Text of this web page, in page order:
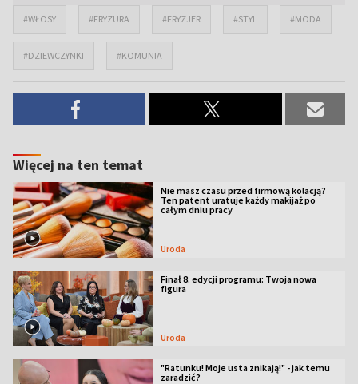
#WŁOSY #FRYZURA #FRYZJER #STYL #MODA
#DZIEWCZYNKI #KOMUNIA
Więcej na ten temat
Nie masz czasu przed firmową kolacją?
Ten patent uratuje każdy makijaż po
całym dniu pracy
Uroda
Finał 8. edycji programu: Twoja nowa
figura
Uroda
"Ratunku! Moje usta znikają!" - jak temu
zaradzić?